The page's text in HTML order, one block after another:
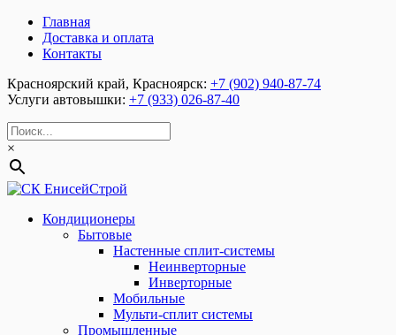
Главная
Доставка и оплата
Контакты
Красноярский край, Красноярск: +7 (902) 940-87-74
Услуги автовышки: +7 (933) 026-87-40
×
Кондиционеры
Бытовые
Настенные сплит-системы
Неинверторные
Инверторные
Мобильные
Мульти-сплит системы
Промышленные